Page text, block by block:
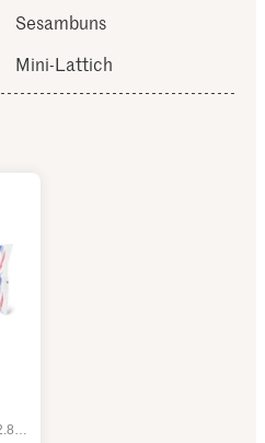
Sesambuns
Mini-Lattich
Angebot gilt nur vom 6.8. bis 12.8.2026, solange Vorrat.